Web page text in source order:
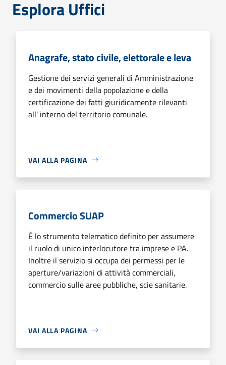
Esplora Uffici
Anagrafe, stato civile, elettorale e leva
Gestione dei servizi generali di Amministrazione
e dei movimenti della popolazione e della
certificazione dei fatti giuridicamente rilevanti
all' interno del territorio comunale.
VAI ALLA PAGINA
Commercio SUAP
È lo strumento telematico definito per assumere
il ruolo di unico interlocutore tra imprese e PA.
Inoltre il servizio si occupa dei permessi per le
aperture/variazioni di attività commerciali,
commercio sulle aree pubbliche, scie sanitarie.
VAI ALLA PAGINA